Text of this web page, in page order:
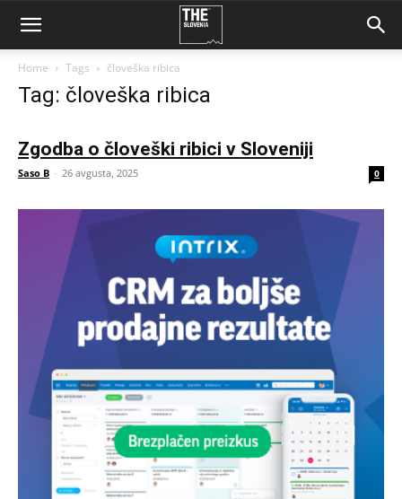
Home Tags človeška ribica
Tag: človeška ribica
Zgodba o človeški ribici v Sloveniji
Saso B - 26 avgusta, 2025 0